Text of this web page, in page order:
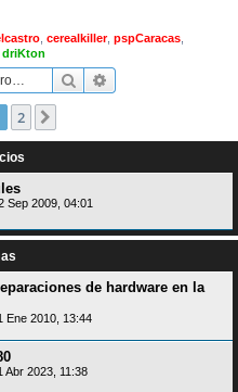
cerealkiller, pspCaracas
driKton
Buscar
2
Sep 2009, 04:01
de hardware en la
Ene 2010, 13:44
Abr 2023, 11:38